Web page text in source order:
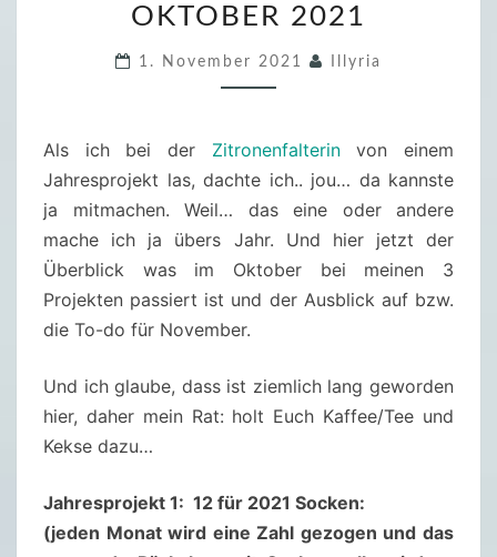
H
O
J
E
K
E
)
K
T
OKTOBER 2021
1. November 2021 Illyria
Als ich bei der Zitronenfalterinvon einem
Jahresprojekt las, dachte ich.. jou… da kannste
ja mitmachen. Weil… das eine oder andere
mache ich ja übers Jahr. Und hier jetzt der
Überblick was im Oktober bei meinen 3
Projekten passiert ist und der Ausblick auf bzw.
die To-do für November.
Und ich glaube, dass ist ziemlich lang geworden
hier, daher mein Rat: holt Euch Kaffee/Tee und
Kekse dazu…
Jahresprojekt 1: 12 für 2021 Socken:
(jeden Monat wird eine Zahl gezogen und das